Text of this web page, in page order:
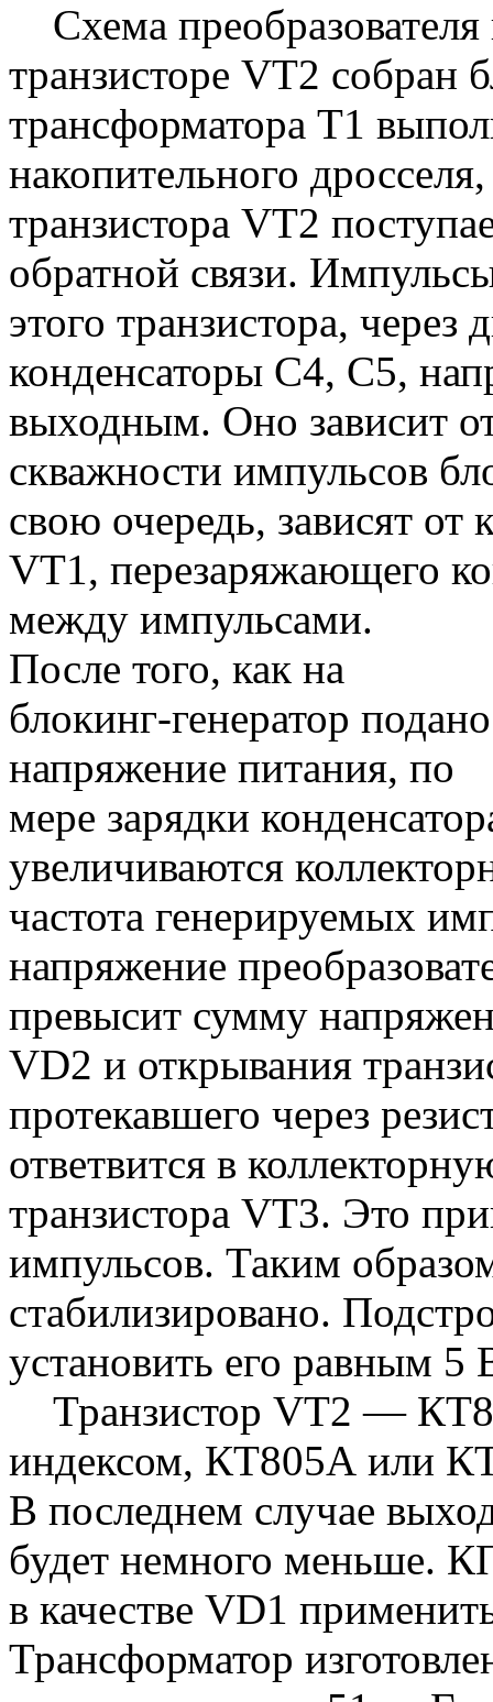
Схема преобразователя
транзисторе VT2 собран
трансформатора Т1
накопительного
транзистора VT2
обратной связи.
этого транзистора,
конденсаторы С4, С5,
выходным. Оно зависит
скважности импульсов
свою очередь, зависят от
VT1, перезаряжающего
между импульсами.
После того, как на
блокинг-генератор подано
напряжение питания, по
мере зарядки
увеличиваются
частота генерируемых
напряжение
превысит сумму
VD2 и открывания
протекавшего через
ответвится в
транзистора VT3. Это
импульсов. Таким
стабилизировано.
установить его равным 5
Транзистор VT2 —
индексом, КТ805А или
В последнем случае
будет немного меньше.
в качестве VD1
Трансформатор